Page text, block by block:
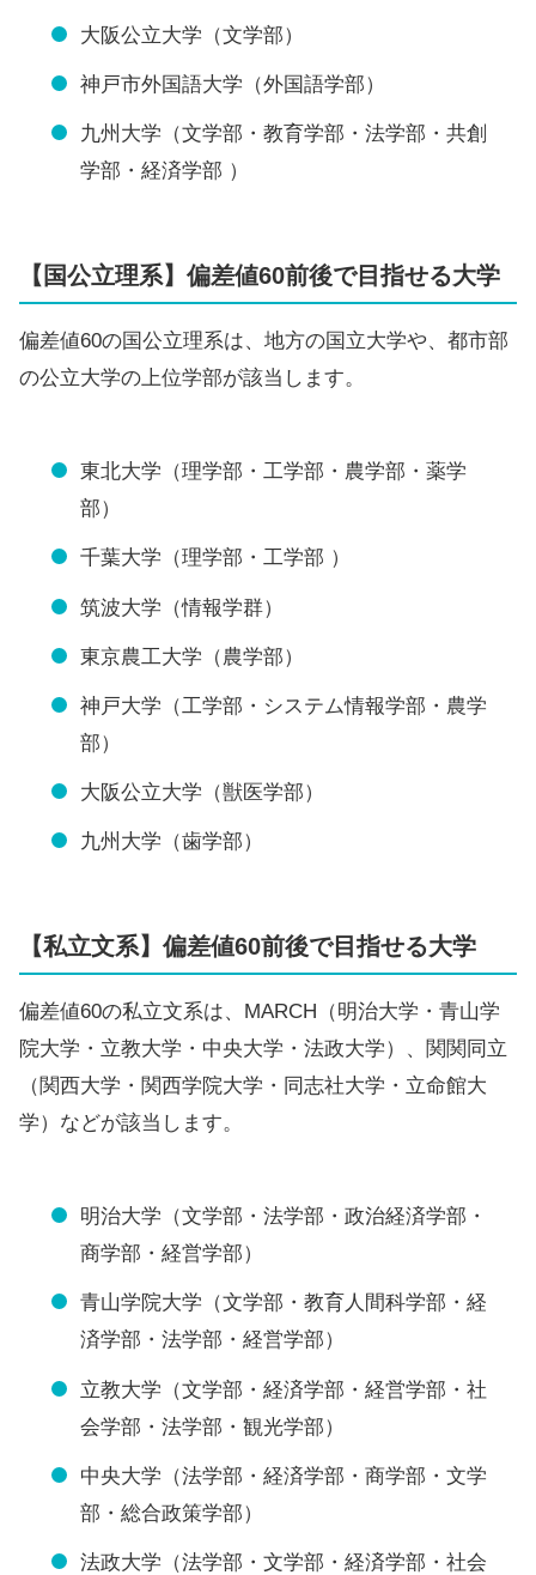
大阪公立大学（文学部）
神戸市外国語大学（外国語学部）
九州大学（文学部・教育学部・法学部・共創
学部・経済学部 ）
【国公立理系】偏差値60前後で目指せる大学
偏差値60の国公立理系は、地方の国立大学や、都市部
の公立大学の上位学部が該当します。
東北大学（理学部・工学部・農学部・薬学
部）
千葉大学（理学部・工学部 ）
筑波大学（情報学群）
東京農工大学（農学部）
神戸大学（工学部・システム情報学部・農学
部）
大阪公立大学（獣医学部）
九州大学（歯学部）
【私立文系】偏差値60前後で目指せる大学
偏差値60の私立文系は、MARCH（明治大学・青山学
院大学・立教大学・中央大学・法政大学）、関関同立
（関西大学・関西学院大学・同志社大学・立命館大
学）などが該当します。
明治大学（文学部・法学部・政治経済学部・
商学部・経営学部）
青山学院大学（文学部・教育人間科学部・経
済学部・法学部・経営学部）
立教大学（文学部・経済学部・経営学部・社
会学部・法学部・観光学部）
中央大学（法学部・経済学部・商学部・文学
部・総合政策学部）
法政大学（法学部・文学部・経済学部・社会